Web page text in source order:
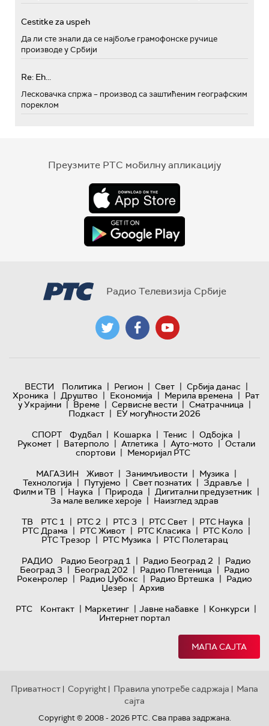
Cestitke za uspeh
Да ли сте знали да се најбоље грамофонске ручице
производе у Србији
Re: Eh...
Лесковачка спржа – производ са заштићеним географским
пореклом
Преузмите РТС мобилну апликацију
Радио Телевизија Србије
ВЕСТИ Политика | Регион | Свет | Србија данас |
Хроника | Друштво | Економија | Мерила времена | Рат
у Украјини | Време | Сервисне вести | Сматрачница |
Подкаст | ЕУ могућности 2026
СПОРТ
Фудбал | Кошарка | Тенис | Одбојка |
Рукомет | Ватерполо | Атлетика | Ауто-мото | Остали
спортови | Меморијал РТС
МАГАЗИН
Живот | Занимљивости | Музика |
Технологијa | Путујемо | Свет познатих | Здравље |
Филм и ТВ | Наука | Природа | Дигитални предузетник |
За мале велике хероје | Наизглед здрав
ТВ
РТС 1 | РТС 2 | РТС 3 | РТС Свет | РТС Наука |
РТС Драма | РТС Живот | РТС Класика | РТС Коло |
РТС Трезор | РТС Музика | РТС Полетарац
РАДИО
Радио Београд 1 | Радио Београд 2 | Радио
Београд 3 | Београд 202 | Радио Плетеница | Радио
Рокенролер | Радио Џубокс | Радио Вртешка | Радио
Џезер | Архив
РТС
Контакт | Маркетинг | Јавне набавке | Конкурси |
Интернет портал
МАПА САЈТА
Приватност | Copyright | Правила употребе садржаја | Мапа
сајта
Copyright © 2008 - 2026 РТС. Сва права задржана.